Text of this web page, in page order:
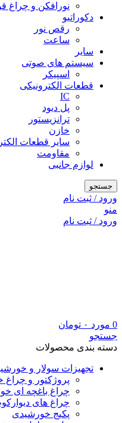
نورافکن و چراغ
دکوراتیو
رقص نور
ساعت
سایر
سیستم های صوتی
اسپیکر
قطعات الکترونیکی
IC
پل دیود
ترانزیستور
خازن
سایر قطعات
مقاومت
لوازم جانبی
جستجو
ورود / ثبت نام
منو
ورود / ثبت نام
0 مورد ۰ تومان
جستجو
دسته بندی محصولات
تجهیزات سولار و
پروژکتور و
چراغ باغچه ای
چراغ های
پکیج خورشیدی